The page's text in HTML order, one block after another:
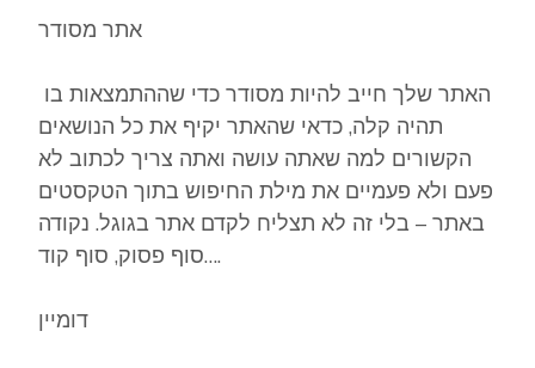
אתר מסודר
תהיה קלה, כדאי שהאתר יקיף את כל הנושאים
הקשורים למה שאתה עושה ואתה צריך לכתוב לא
פעם ולא פעמיים את מילת החיפוש בתוך הטקסטים
באתר – בלי זה לא תצליח לקדם אתר בגוגל. נקודה
סוף פסוק, סוף קוד….
דומיין